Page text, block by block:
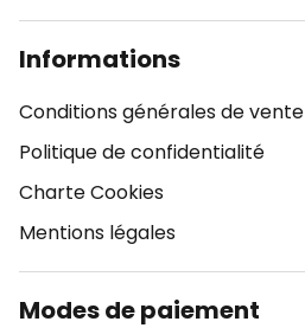
Informations
Conditions générales de vente
Politique de confidentialité
Charte Cookies
Mentions légales
Modes de paiement